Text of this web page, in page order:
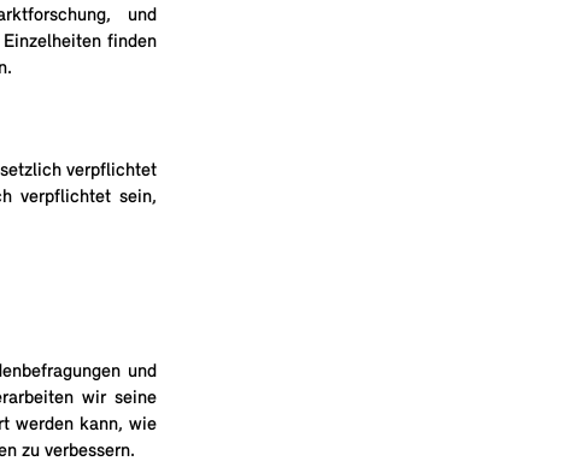
und
Einzelheiten finden
verpflichtet
verpflichtet sein,
und
wir seine
werden kann, wie
zu verbessern.